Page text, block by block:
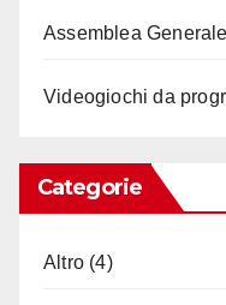
Assemblea
Videogiochi da
Categorie
Altro (4)